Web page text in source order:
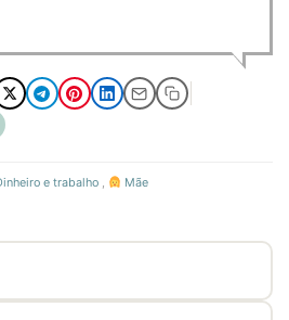
e trabalho, Mãe